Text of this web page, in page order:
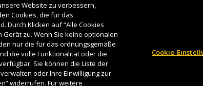
CORONA HINWEISE
Website zu verbessern,
Cookies, die für das
Durch Klicken auf “Alle Cookies
zu. Wenn Sie keine optionalen
nur die für das ordnungsgemäße
die volle Funktionalität oder die
Sie können die Liste der
oder Ihre Einwilligung zur
widerrufen. Für weitere
Cookie-